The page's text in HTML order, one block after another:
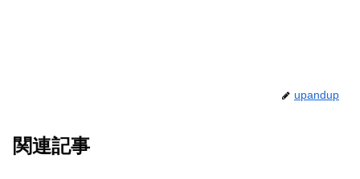
upandup
関連記事